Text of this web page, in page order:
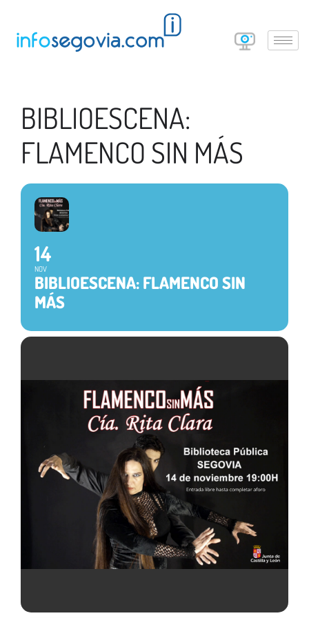
BIBLIOESCENA:
FLAMENCO SIN MÁS
14
NOV
BIBLIOESCENA: FLAMENCO SIN
MÁS